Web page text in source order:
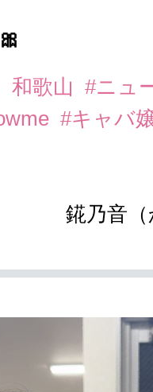
和歌山
#ニュ
#キャバ
錵乃音